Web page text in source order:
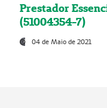
Prestador
(51004354-7)
04 de Maio de 2021